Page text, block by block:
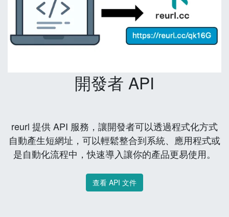
開發者 API
reurl 提供 API 服務，讓開發者可以透過程式化方式
自動產生短網址，可以輕鬆整合到系統、應用程式或
是自動化流程中，快速導入讓你的產品更易使用。
查看 API 文件